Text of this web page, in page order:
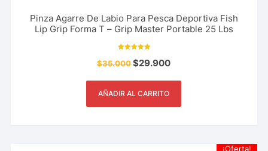
Pinza Agarre De Labio Para Pesca Deportiva Fish
Lip Grip Forma T – Grip Master Portable 25 Lbs
5.00
de 5
$35.000$29.900
AÑADIR AL CARRITO
¡Oferta!